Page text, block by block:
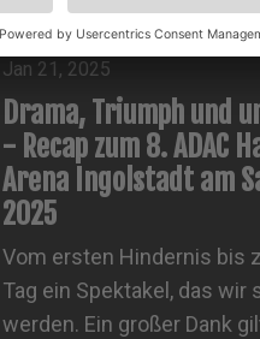
Jan 21, 2025
Drama, Triumph und
- Recap zum 8. ADAC
Arena Ingolstadt am
2025
Vom ersten Hindernis bis
Tag ein Spektakel, das
werden. Ein großer Dank